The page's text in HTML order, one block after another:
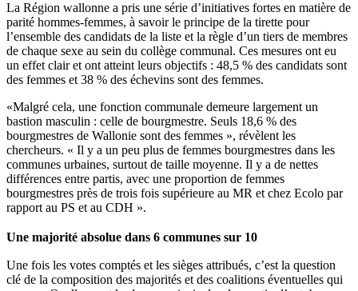
La Région wallonne a pris une série d’initiatives fortes en matière de
parité hommes-femmes, à savoir le principe de la tirette pour
l’ensemble des candidats de la liste et la règle d’un tiers de membres
de chaque sexe au sein du collège communal. Ces mesures ont eu
un effet clair et ont atteint leurs objectifs : 48,5 % des candidats sont
des femmes et 38 % des échevins sont des femmes.
«Malgré cela, une fonction communale demeure largement un
bastion masculin : celle de bourgmestre. Seuls 18,6 % des
bourgmestres de Wallonie sont des femmes », révèlent les
chercheurs. « Il y a un peu plus de femmes bourgmestres dans les
communes urbaines, surtout de taille moyenne. Il y a de nettes
différences entre partis, avec une proportion de femmes
bourgmestres près de trois fois supérieure au MR et chez Ecolo par
rapport au PS et au CDH ».
Une majorité absolue dans 6 communes sur 10
Une fois les votes comptés et les sièges attribués, c’est la question
clé de la composition des majorités et des coalitions éventuelles qui